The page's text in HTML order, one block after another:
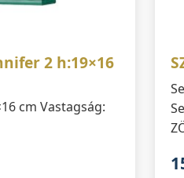
2 h:19×16
cm Vastagság: